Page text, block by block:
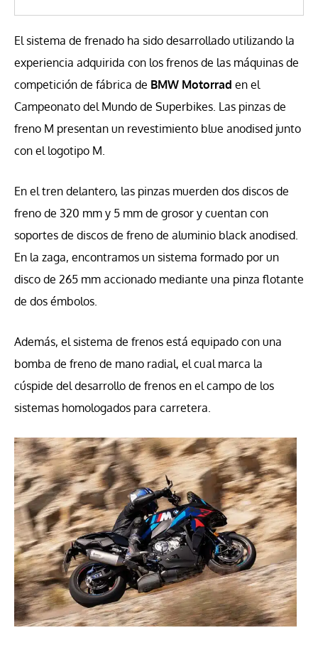
El sistema de frenado ha sido desarrollado utilizando la
experiencia adquirida con los frenos de las máquinas de
competición de fábrica de BMW Motorrad en el
Campeonato del Mundo de Superbikes. Las pinzas de
freno M presentan un revestimiento blue anodised junto
con el logotipo M.
En el tren delantero, las pinzas muerden dos discos de
freno de 320 mm y 5 mm de grosor y cuentan con
soportes de discos de freno de aluminio black anodised.
En la zaga, encontramos un sistema formado por un
disco de 265 mm accionado mediante una pinza flotante
de dos émbolos.
Además, el sistema de frenos está equipado con una
bomba de freno de mano radial, el cual marca la
cúspide del desarrollo de frenos en el campo de los
sistemas homologados para carretera.